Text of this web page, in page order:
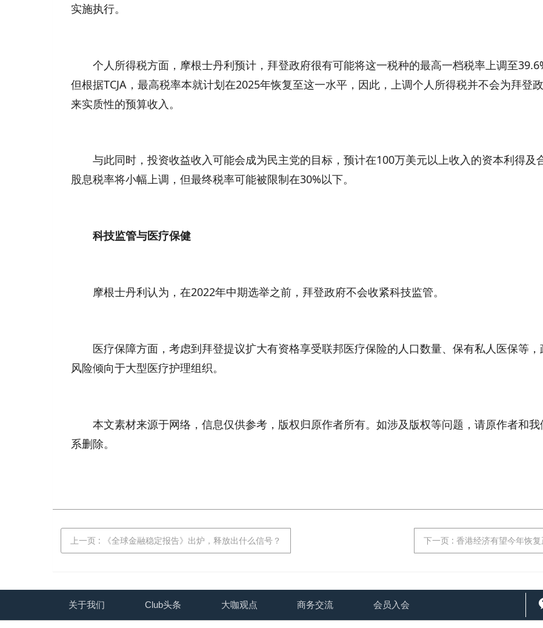
实施执行。
个人所得税方面，摩根士丹利预计，拜登政府很有可能将这一税种的最高一档税率上调至
但根据TCJA，最高税率本就计划在2025年恢复至这一水平，因此，上调个人所得税并不会为拜登
来实质性的预算收入。
与此同时，投资收益收入可能会成为民主党的目标，预计在100万美元以上收入的资本利得及
股息税率将小幅上调，但最终税率可能被限制在30%以下。
科技监管与医疗保健
摩根士丹利认为，在2022年中期选举之前，拜登政府不会收紧科技监管。
医疗保障方面，考虑到拜登提议扩大有资格享受联邦医疗保险的人口数量、保有私人医保等，
风险倾向于大型医疗护理组织。
本文素材来源于网络，信息仅供参考，版权归原作者所有。如涉及版权等问题，请原作者和我
系删除。
上一页 : 《全球金融稳定报告》出炉，释放出什么信号？ 下一页 : 香港经济有望今年恢
关于我们 Club头条 大咖观点 商务交流 会员入会